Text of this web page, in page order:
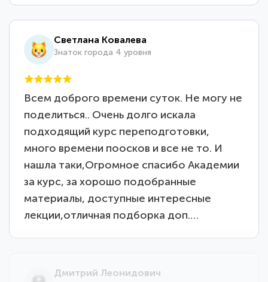
Светлана Ковалева
Знаток города 4 уровня
Всем доброго времени суток. Не могу не
поделиться.. Очень долго искала
подходящий курс переподготовки,
много времени поосков и все не то. И
нашла таки,Огромное спасибо Академии
за курс, за хорошо подобранные
материалы, доступные интересные
лекции,отличная подборка доп.…
Дмитрий Леонидович